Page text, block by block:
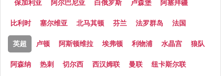
保加利亚 阿尔巴尼亚 白俄罗斯 卢森堡 阿塞拜疆
比利时 塞尔维亚 北马其顿 芬兰 法罗群岛 法国
英超 卢顿 阿斯顿维拉 埃弗顿 利物浦 水晶宫 狼队
阿森纳 热刺 切尔西 西汉姆联 曼联 纽卡斯尔联